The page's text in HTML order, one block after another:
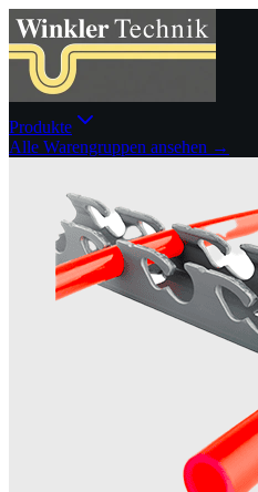
Produkte
Alle Warengruppen ansehen →